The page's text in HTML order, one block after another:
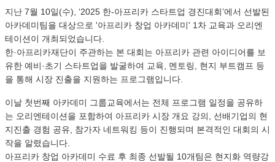
지난 7월 10일(수), ‘2025 한-아프리카 스타트업 경진대회’에서 선발된
아카데미팀을 대상으로 '아프리카 창업 아카데미' 1차 교육과 오리엔
테이션이 개최되었습니다.
한·아프리카재단이 주관하는 본 대회는 아프리카 관련 아이디어를 보
유한 예비·초기 스타트업을 발굴하여 교육, 멘토링, 현지 부트캠프 등
을 통해 시장 진출을 지원하는 프로그램입니다.
이날 첫번째 아카데미 그룹교육에서는 전체 프로그램 일정을 공유하
는 오리엔테이션을 포함하여 아프리카 시장 개요 강의, 선배기업의 현
지진출 경험 공유, 참가자 네트워킹 등이 진행되며 본격적인 대회의 시
작을 알렸습니다.
아프리카 창업 아카데미 수료 후 최종 선발될 10개팀은 현지화 역량강